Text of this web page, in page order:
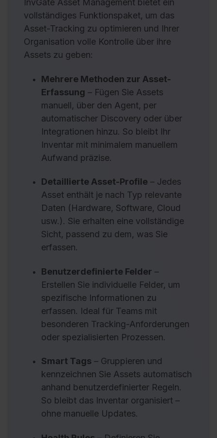
InvGate Asset Management bietet ein
vollständiges Funktionspaket, um das
Asset-Tracking zu optimieren und Ihrer
Organisation volle Kontrolle über ihre
Assets zu geben:
Mehrere Methoden zur Asset-
Erfassung – Fügen Sie Assets
manuell, über den Agent, per
automatischer Discovery oder über
Integrationen hinzu. So bleibt Ihr
Inventar mit minimalem manuellem
Aufwand präzise.
Detaillierte Asset-Profile – Jedes
Asset enthält je nach Typ relevante
Daten (Hardware, Software, Cloud
usw.). Sie erhalten eine vollständige
Sicht, passend zu dem, was Sie
erfassen.
Benutzerdefinierte Felder –
Erstellen Sie individuelle Felder, um
spezifische Informationen zu
erfassen. Ideal für Teams mit
besonderen Tracking-Anforderungen
oder spezialisierten Prozessen.
Smart Tags – Gruppieren und
kennzeichnen Sie Assets automatisch
anhand benutzerdefinierter Regeln.
So bleibt das Inventar organisiert –
ohne manuelle Updates.